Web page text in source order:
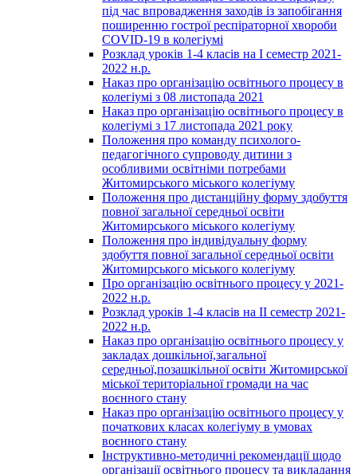
під час впровадження заходів із запобігання
поширенню гострої респіраторної хвороби
COVID-19 в колегіумі
Розклад уроків 1-4 класів на І семестр 2021-
2022 н.р.
Наказ про організацію освітнього процесу в
колегіумі з 08 листопада 2021
Наказ про організацію освітнього процесу в
колегіумі з 17 листопада 2021 року
Положення про команду психолого-
педагогічного супроводу дитини з
особливими освітніми потребами
Житомирського міського колегіуму
Положення про дистанційну форму здобуття
повної загальної середньої освіти
Житомирського міського колегіуму
Положення про індивідуальну форму
здобуття повної загальної середньої освіти
Житомирського міського колегіуму
Про організацію освітнього процесу у 2021-
2022 н.р.
Розклад уроків 1-4 класів на ІІ семестр 2021-
2022 н.р.
Наказ про організацію освітнього процесу у
закладах дошкільної,загальної
середньої,позашкільної освіти Житомирської
міської територіальної громади на час
воєнного стану
Наказ про організацію освітнього процесу у
початкових класах колегіуму в умовах
воєнного стану
Інструктивно-методичні рекомендації щодо
організації освітнього процесу та викладання